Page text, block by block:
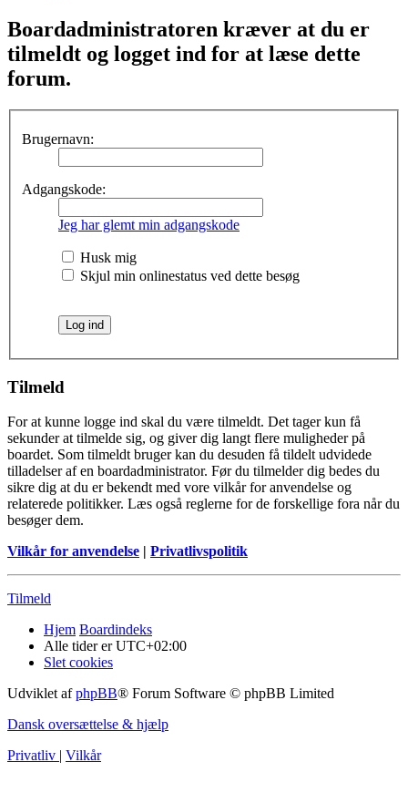
Boardadministratoren kræver at du er
tilmeldt og logget ind for at læse dette
forum.
Brugernavn:
Adgangskode:
Jeg har glemt min adgangskode
Husk mig
Skjul min onlinestatus ved dette besøg
Tilmeld
For at kunne logge ind skal du være tilmeldt. Det tager kun få
sekunder at tilmelde sig, og giver dig langt flere muligheder på
boardet. Som tilmeldt bruger kan du desuden få tildelt udvidede
tilladelser af en boardadministrator. Før du tilmelder dig bedes du
sikre dig at du er bekendt med vore vilkår for anvendelse og
relaterede politikker. Læs også reglerne for de forskellige fora når du
besøger dem.
Vilkår for anvendelse | Privatlivspolitik
Tilmeld
Hjem Boardindeks
Alle tider erUTC+02:00
Slet cookies
Udviklet afphpBB® Forum Software © phpBB Limited
Dansk oversættelse & hjælp
Privatliv | Vilkår